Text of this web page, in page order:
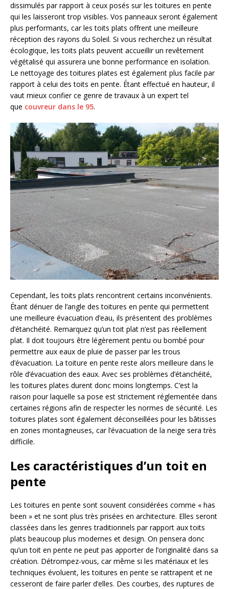
dissimulés par rapport à ceux posés sur les toitures en pente
qui les laisseront trop visibles. Vos panneaux seront également
plus performants, car les toits plats offrent une meilleure
réception des rayons du Soleil. Si vous recherchez un résultat
écologique, les toits plats peuvent accueillir un revêtement
végétalisé qui assurera une bonne performance en isolation.
Le nettoyage des toitures plates est également plus facile par
rapport à celui des toits en pente. Étant effectué en hauteur, il
vaut mieux confier ce genre de travaux à un expert tel
que couvreur dans le 95.
Cependant, les toits plats rencontrent certains inconvénients.
Étant dénuer de l’angle des toitures en pente qui permettent
une meilleure évacuation d’eau, ils présentent des problèmes
d’étanchéité. Remarquez qu’un toit plat n’est pas réellement
plat. Il doit toujours être légèrement pentu ou bombé pour
permettre aux eaux de pluie de passer par les trous
d’évacuation. La toiture en pente reste alors meilleure dans le
rôle d’évacuation des eaux. Avec ses problèmes d’étanchéité,
les toitures plates durent donc moins longtemps. C’est la
raison pour laquelle sa pose est strictement réglementée dans
certaines régions afin de respecter les normes de sécurité. Les
toitures plates sont également déconseillées pour les bâtisses
en zones montagneuses, car l’évacuation de la neige sera très
difficile.
Les caractéristiques d’un toit en
pente
Les toitures en pente sont souvent considérées comme « has
been » et ne sont plus très prisées en architecture. Elles seront
classées dans les genres traditionnels par rapport aux toits
plats beaucoup plus modernes et design. On pensera donc
qu’un toit en pente ne peut pas apporter de l’originalité dans sa
création. Détrompez-vous, car même si les matériaux et les
techniques évoluent, les toitures en pente se rattrapent et ne
cesseront de faire parler d’elles. Des courbes, des ruptures de